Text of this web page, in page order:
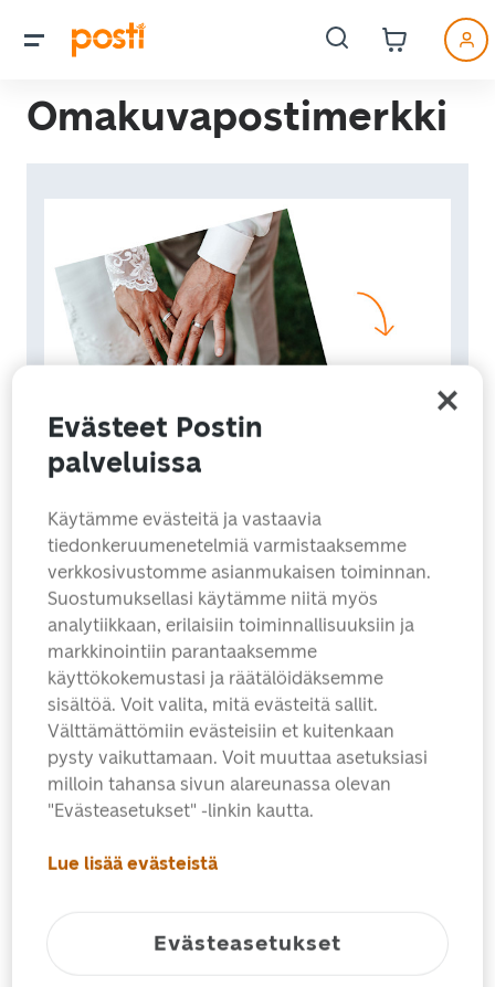
Omakuvapostimerkki
Kruunaa kortit ja kirjeet postimerkeillä omista kuvista
– tai anna suunnittelemasi postimerkit lahjaksi!
Postimerkki omalla kuvalla tuotteet ovat kotimaan
arkeissa. Postimerkit maksetaan samalla kun ne
kuitti ostosta. Tämä tuote on personoitu, joten sillä
Evästeet Postin
palveluissa
Käytämme evästeitä ja vastaavia
tiedonkeruumenetelmiä varmistaaksemme
verkkosivustomme asianmukaisen toiminnan.
Suostumuksellasi käytämme niitä myös
analytiikkaan, erilaisiin toiminnallisuuksiin ja
markkinointiin parantaaksemme
käyttökokemustasi ja räätälöidäksemme
sisältöä. Voit valita, mitä evästeitä sallit.
Välttämättömiin evästeisiin et kuitenkaan
pysty vaikuttamaan. Voit muuttaa asetuksiasi
milloin tahansa sivun alareunassa olevan
"Evästeasetukset" -linkin kautta.
Lue lisää evästeistä
Evästeasetukset